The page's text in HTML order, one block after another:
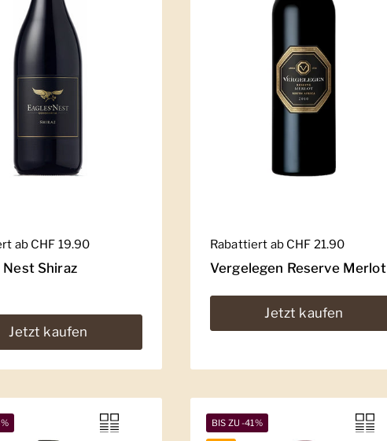
Preis
ab CHF 19.90
Nest Shiraz
Jetzt kaufen
Regulärer Preis
Rabattiert ab CHF 21.90
Vergelegen Reserve Merlot
Jetzt kaufen
BIS ZU -41%